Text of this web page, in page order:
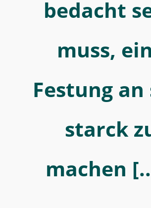
starck
MWW-
bedacht
muss,
Festung an
starck
machen